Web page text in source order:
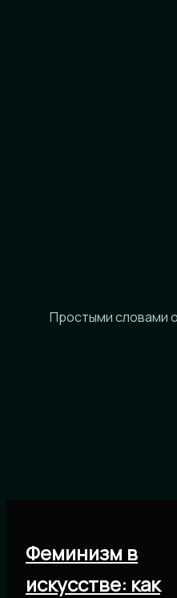
Простыми словами
Феминизм в
искусстве: как